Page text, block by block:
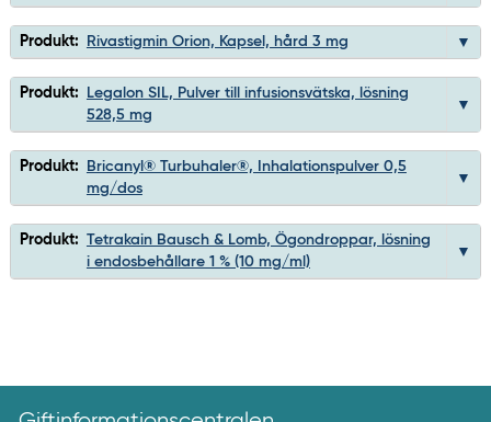
Produkt: Rivastigmin Orion, Kapsel, hård 3 mg
Produkt:
Legalon SIL, Pulver till infusionsvätska, lösning
528,5 mg
Produkt:
Bricanyl® Turbuhaler®, Inhalationspulver 0,5
mg/dos
Produkt: Tetrakain Bausch & Lomb, Ögondroppar, lösning
i endosbehållare 1 % (10 mg/ml)